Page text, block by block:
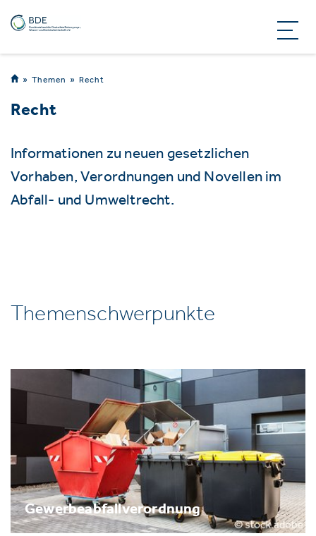
Themen Recht
Recht
Informationen zu neuen gesetzlichen
Vorhaben, Verordnungen und Novellen im
Abfall- und Umweltrecht.
Themenschwerpunkte
Gewerbeabfallverordnung